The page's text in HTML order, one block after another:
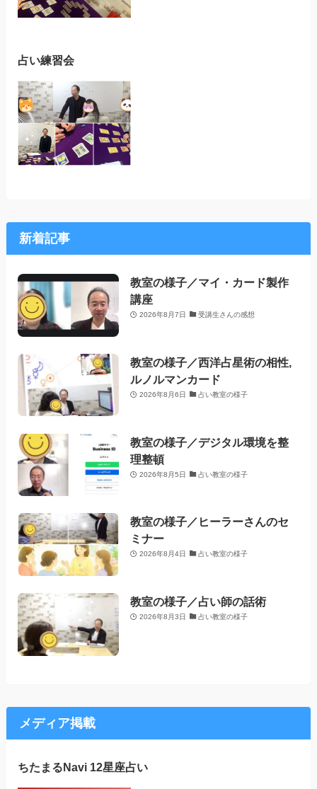
占い練習会
新着記事
教室の様子／マイ・カード製作
講座
2026年8月7日 受講生さんの感想
教室の様子／西洋占星術の相性,
ルノルマンカード
2026年8月6日 占い教室の様子
教室の様子／デジタル環境を整
理整頓
2026年8月5日 占い教室の様子
教室の様子／ヒーラーさんのセ
ミナー
2026年8月4日 占い教室の様子
教室の様子／占い師の話術
2026年8月3日 占い教室の様子
メディア掲載
ちたまるNavi 12星座占い